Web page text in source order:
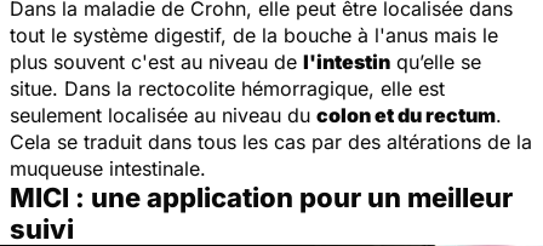
Dans la maladie de Crohn, elle peut être localisée dans
tout le système digestif, de la bouche à l'anus mais le
plus souvent c'est au niveau de l'intestin qu’elle se
situe. Dans la rectocolite hémorragique, elle est
seulement localisée au niveau du colon et du rectum.
Cela se traduit dans tous les cas par des altérations de la
muqueuse intestinale.
MICI : une application pour un meilleur
suivi